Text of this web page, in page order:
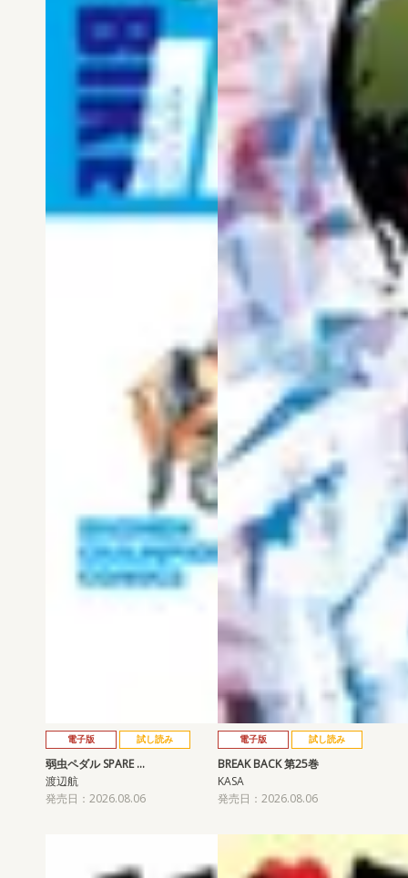
電子版 試し読み
弱虫ペダル SPARE …
渡辺航
発売日：2026.08.06
電子版 試し読み
BREAK BACK 第25巻
KASA
発売日：2026.08.06